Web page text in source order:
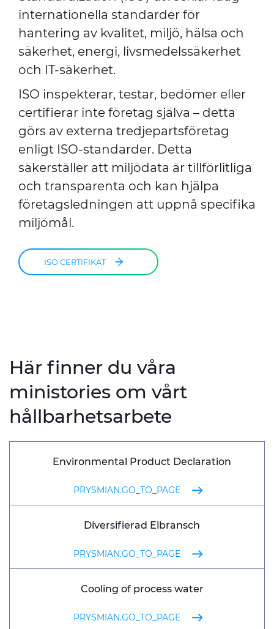
internationella standarder för
hantering av kvalitet, miljö, hälsa och
säkerhet, energi, livsmedelssäkerhet
och IT-säkerhet.
ISO inspekterar, testar, bedömer eller
certifierar inte företag själva – detta
görs av externa tredjepartsföretag
enligt ISO-standarder. Detta
säkerställer att miljödata är tillförlitliga
och transparenta och kan hjälpa
företagsledningen att uppnå specifika
miljömål.
ISO CERTIFIKAT
Här finner du våra
ministories om vårt
hållbarhetsarbete
Environmental Product Declaration
PRYSMIAN.GO_TO_PAGE
Diversifierad Elbransch
PRYSMIAN.GO_TO_PAGE
Cooling of process water
PRYSMIAN.GO_TO_PAGE